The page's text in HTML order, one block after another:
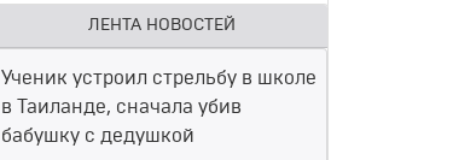
ЛЕНТА НОВОСТЕЙ
Ученик устроил стрельбу в школе
в Таиланде, сначала убив
бабушку с дедушкой